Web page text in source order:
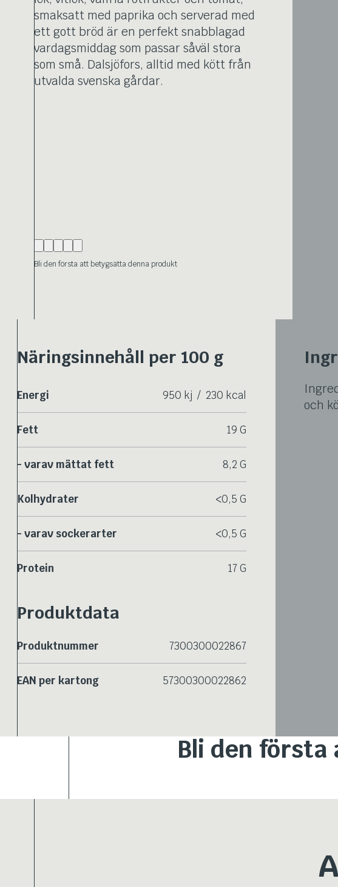
smaksatt med paprika och serverad med
ett gott bröd är en perfekt snabblagad
vardagsmiddag som passar såväl stora
som små. Dalsjöfors, alltid med kött från
utvalda svenska gårdar.
Bli den första att betygsätta denna produkt
Näringsinnehåll per 100 g
Energi 950 kj / 230 kcal
Fett 19 G
- varav mättat fett 8,2 G
Kolhydrater <0,5 G
- varav sockerarter <0,5 G
Protein 17 G
Produktdata
Produktnummer 7300300022867
EAN per kartong 57300300022862
och
Bli den